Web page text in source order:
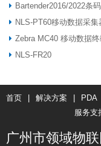
Bartender2016/2022条
NLS-PT60移动数据采集
Zebra MC40 移动数据
NLS-FR20
首页 解决方案 PDA
服务支
广州市领域物